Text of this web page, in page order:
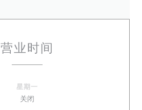
营业时间
星期一
关闭